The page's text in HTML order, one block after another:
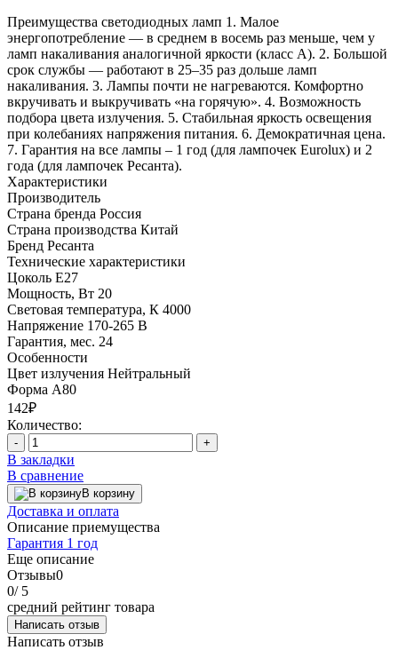
Преимущества светодиодных ламп 1. Малое
энергопотребление — в среднем в восемь раз меньше, чем у
ламп накаливания аналогичной яркости (класс А). 2. Большой
срок службы — работают в 25–35 раз дольше ламп
накаливания. 3. Лампы почти не нагреваются. Комфортно
вкручивать и выкручивать «на горячую». 4. Возможность
подбора цвета излучения. 5. Стабильная яркость освещения
при колебаниях напряжения питания. 6. Демократичная цена.
7. Гарантия на все лампы – 1 год (для лампочек Eurolux) и 2
года (для лампочек Ресанта).
Характеристики
Производитель
Страна бренда Россия
Страна производства Китай
Бренд Ресанта
Технические характеристики
Цоколь E27
Мощность, Вт 20
Световая температура, К 4000
Напряжение 170-265 В
Гарантия, мес. 24
Особенности
Цвет излучения Нейтральный
Форма A80
142₽
Количество:
- +
В закладки
В сравнение
В корзину
Доставка и оплата
Описание приемущества
Гарантия 1 год
Еще описание
Отзывы0
0/ 5
средний рейтинг товара
Написать отзыв
Написать отзыв